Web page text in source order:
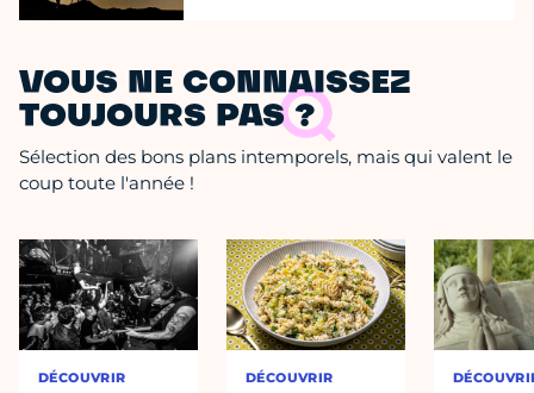
VOUS NE CONNAISSEZ
TOUJOURS PAS ?
Sélection des bons plans intemporels, mais qui valent le
coup toute l'année !
DÉCOUVRIR DÉCOUVRIR